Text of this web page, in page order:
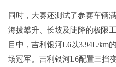
同时，大赛还测试了参赛车辆
海拔攀升、长坡及陡降的极限
目中，吉利银河L6以3.94L/km
场冠军。吉利银河L6配置三挡